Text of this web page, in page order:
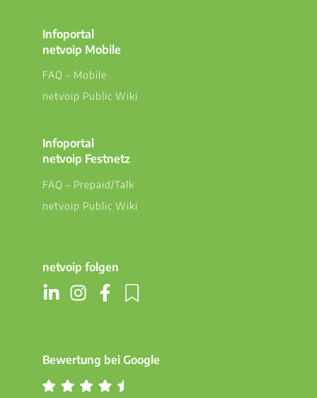
Infoportal
netvoip Mobile
FAQ – Mobile
netvoip Public Wiki
Infoportal
netvoip Festnetz
FAQ – Prepaid/Talk
netvoip Public Wiki
netvoip folgen
Bewertung bei Google